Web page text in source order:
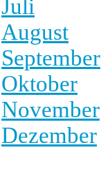
Juli
August
September
Oktober
November
Dezember